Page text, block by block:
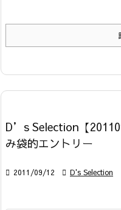
D’s Selection【
み袋的エントリー
 2011/09/12  D's Selection